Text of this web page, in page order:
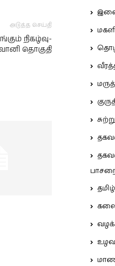
அடுத்த செய்தி
நிகழ்வு-
தொகுதி